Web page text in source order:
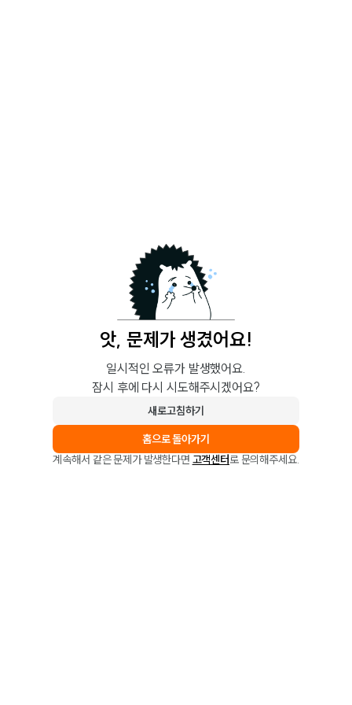
앗, 문제가 생겼어요!
일시적인 오류가 발생했어요.
잠시 후에 다시 시도해주시겠어요?
새로고침하기
홈으로 돌아가기
계속해서 같은 문제가 발생한다면 고객센터로 문의해주세요.